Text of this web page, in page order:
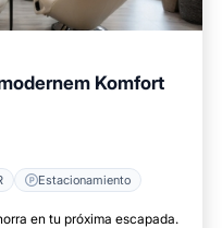
Komfort
Estacionamiento
en tu próxima escapada.